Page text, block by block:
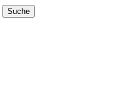
Suche